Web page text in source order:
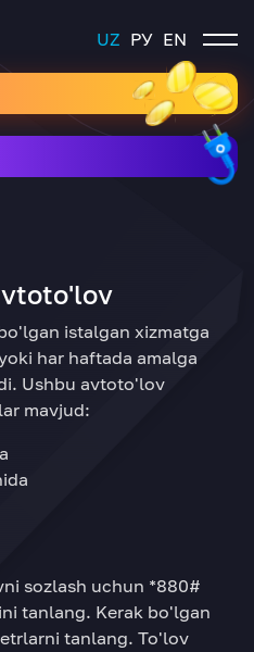
UZ РУ EN
istalgan xizmatga
har haftada amalga
Ushbu avtoto'lov
mavjud:
sozlash uchun *880#
tanlang. Kerak bo'lgan
tanlang. To'lov